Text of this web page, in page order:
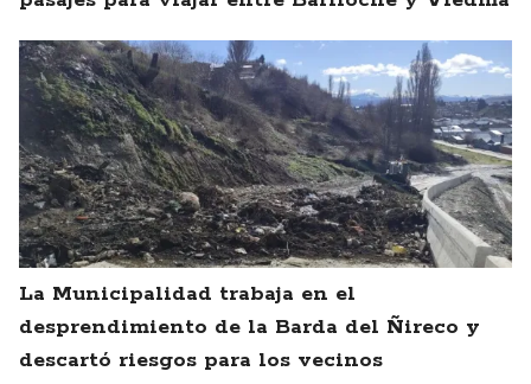
La Municipalidad trabaja en el
desprendimiento de la Barda del Ñireco y
descartó riesgos para los vecinos